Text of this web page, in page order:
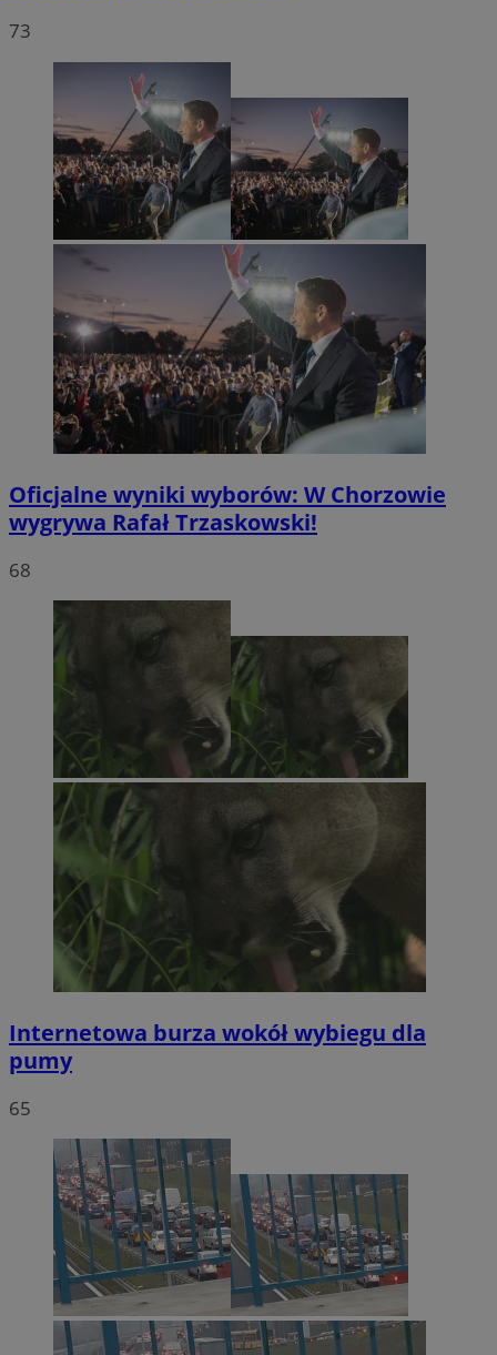
73
Oficjalne wyniki wyborów: W Chorzowie
wygrywa Rafał Trzaskowski!
68
Internetowa burza wokół wybiegu dla
pumy
65